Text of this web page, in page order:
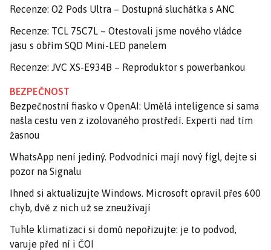
Recenze: O2 Pods Ultra – Dostupná sluchátka s ANC
Recenze: TCL 75C7L – Otestovali jsme nového vládce
jasu s obřím SQD Mini-LED panelem
Recenze: JVC XS-E934B – Reproduktor s powerbankou
BEZPEČNOST
Bezpečnostní fiasko v OpenAI: Umělá inteligence si sama
našla cestu ven z izolovaného prostředí. Experti nad tím
žasnou
WhatsApp není jediný. Podvodníci mají nový fígl, dejte si
pozor na Signalu
Ihned si aktualizujte Windows. Microsoft opravil přes 600
chyb, dvě z nich už se zneužívají
Tuhle klimatizaci si domů nepořizujte: je to podvod,
varuje před ní i ČOI